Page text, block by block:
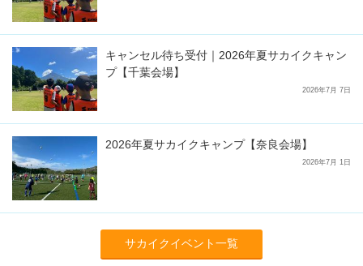
キャンセル待ち受付｜2026年夏サカイクキャン
プ【千葉会場】
2026年7月 7日
2026年夏サカイクキャンプ【奈良会場】
2026年7月 1日
サカイクイベント一覧